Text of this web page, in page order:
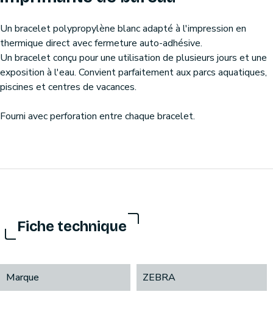
Un bracelet polypropylène blanc adapté à l'impression en
thermique direct avec fermeture auto-adhésive.
Un bracelet conçu pour une utilisation de plusieurs jours et une
exposition à l'eau. Convient parfaitement aux parcs aquatiques,
piscines et centres de vacances.
Fourni avec perforation entre chaque bracelet.
Fiche technique
Marque ZEBRA